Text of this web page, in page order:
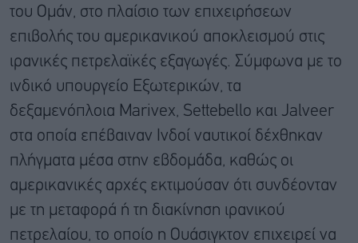
του Ομάν, στο πλαίσιο των επιχειρήσεων
επιβολής του αμερικανικού αποκλεισμού στις
ιρανικές πετρελαϊκές εξαγωγές. Σύμφωνα με το
ινδικό υπουργείο Εξωτερικών, τα
δεξαμενόπλοια Marivex, Settebello και Jalveer
στα οποία επέβαιναν Ινδοί ναυτικοί δέχθηκαν
πλήγματα μέσα στην εβδομάδα, καθώς οι
αμερικανικές αρχές εκτιμούσαν ότι συνδέονταν
με τη μεταφορά ή τη διακίνηση ιρανικού
πετρελαίου, το οποίο η Ουάσιγκτον επιχειρεί να